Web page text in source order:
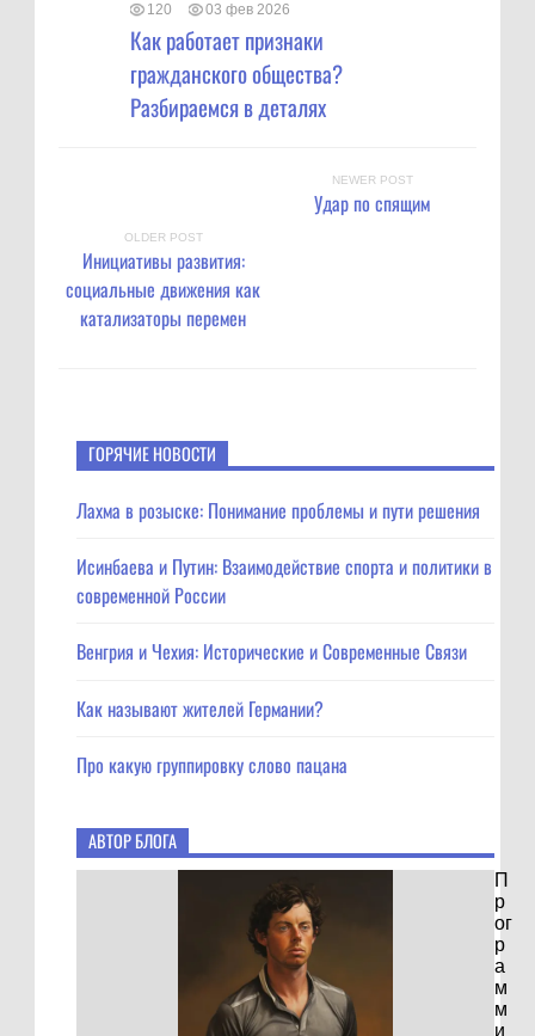
120 03 фев 2026
Как работает признаки
гражданского общества?
Разбираемся в деталях
NEWER POST
Удар по спящим
OLDER POST
Инициативы развития:
социальные движения как
катализаторы перемен
ГОРЯЧИЕ НОВОСТИ
Лахма в розыске: Понимание проблемы и пути решения
Исинбаева и Путин: Взаимодействие спорта и политики в
современной России
Венгрия и Чехия: Исторические и Современные Связи
Как называют жителей Германии?
Про какую группировку слово пацана
АВТОР БЛОГА
П
р
ог
р
а
м
м
и